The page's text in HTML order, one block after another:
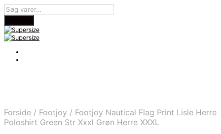
Forside / Footjoy / Footjoy Nautical Flag Print Lisle Herre
Poloshirt Green Str Xxxl Grøn Herre XXXL